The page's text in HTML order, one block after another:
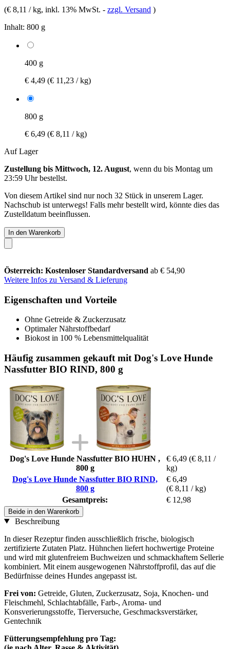
(€ 8,11 / kg, inkl. 13% MwSt. - zzgl. Versand )
Inhalt: 800 g
400 g
€ 4,49 (€ 11,23 / kg)
800 g
€ 6,49 (€ 8,11 / kg)
Auf Lager
Zustellung bis Mittwoch, 12. August, wenn du bis Montag um
23:59 Uhrbestellst.
Von diesem Artikel sind nur noch 32 Stück in unserem Lager.
Nachschub ist unterwegs! Falls mehr bestellt wird, könnte dies das
Zustelldatum beeinflussen.
In den Warenkorb
Österreich: Kostenloser Standardversand ab € 54,90
Weitere Infos zu Versand & Lieferung
Eigenschaften und Vorteile
Ohne Getreide & Zuckerzusatz
Optimaler Nährstoffbedarf
Biokost in 100 % Lebensmittelqualität
Häufig zusammen gekauft mit Dog's Love Hunde
Nassfutter BIO RIND, 800 g
Dog's Love Hunde Nassfutter BIO HUHN ,
800 g
€ 6,49 (€ 8,11 /
kg)
Dog's Love Hunde Nassfutter BIO RIND,
800 g
€ 6,49
(€ 8,11 / kg)
Gesamtpreis:
€ 12,98
Beide in den Warenkorb
Beschreibung
In dieser Rezeptur finden ausschließlich frische, biologisch
zertifizierte Zutaten Platz. Hühnchen liefert hochwertige Proteine
und wird mit glutenfreiem Buchweizen und schmackhaftem Sellerie
kombiniert. Mit einem ausgewogenen Nährstoffprofil, das auf die
Bedürfnisse deines Hundes angepasst ist.
Frei von: Getreide, Gluten, Zuckerzusatz, Soja, Knochen- und
Fleischmehl, Schlachtabfälle, Farb-, Aroma- und
Konsverierungsstoffe, Tierversuche, Geschmacksverstärker,
Gentechnik
Fütterungsempfehlung pro Tag: